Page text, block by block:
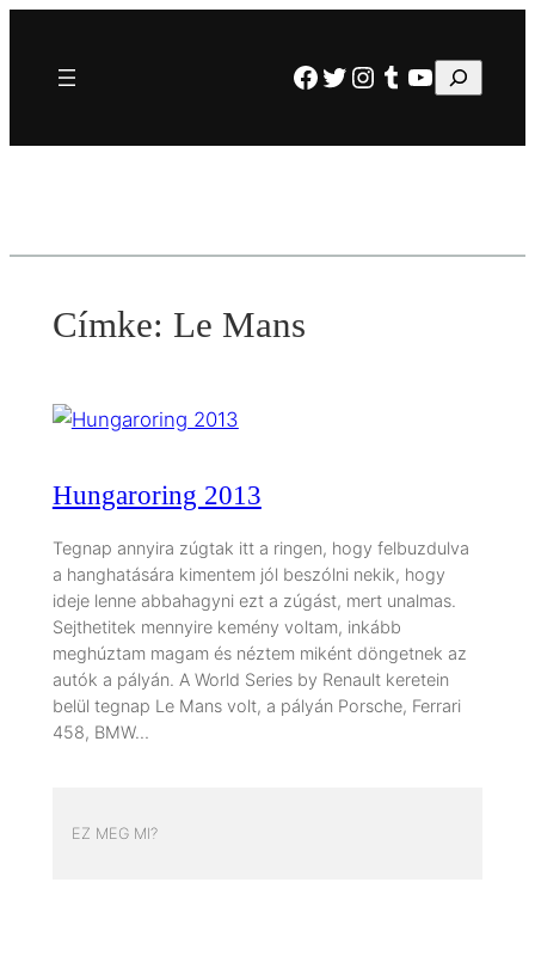
tartalomhoz
Facebook
Twitter
Instagram
Tumblr
YouTube
Keresés
Címke: Le Mans
Hungaroring 2013
Tegnap annyira zúgtak itt a ringen, hogy felbuzdulva
a hanghatására kimentem jól beszólni nekik, hogy
ideje lenne abbahagyni ezt a zúgást, mert unalmas.
Sejthetitek mennyire kemény voltam, inkább
meghúztam magam és néztem miként döngetnek az
autók a pályán. A World Series by Renault keretein
belül tegnap Le Mans volt, a pályán Porsche, Ferrari
458, BMW…
EZ MEG MI?